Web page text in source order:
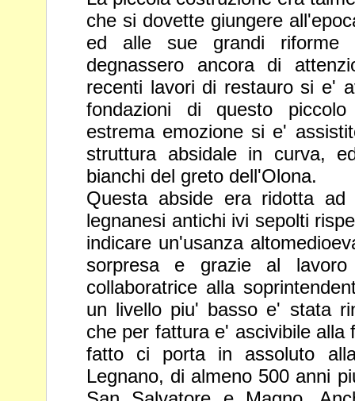
che si dovette giungere
ed alle sue grandi riforme
degnassero ancora di
recenti lavori di restauro si e'
fondazioni di questo
estrema emozione si e'
struttura absidale in curva,
bianchi del greto dell'Olona.
Questa abside era ridotta
legnanesi antichi ivi sepolti
indicare un'usanza
sorpresa e grazie al
collaboratrice alla
un livello piu' basso e' stata
che per fattura e' ascivibile alla
fatto ci porta in assoluto
Legnano, di almeno 500 anni